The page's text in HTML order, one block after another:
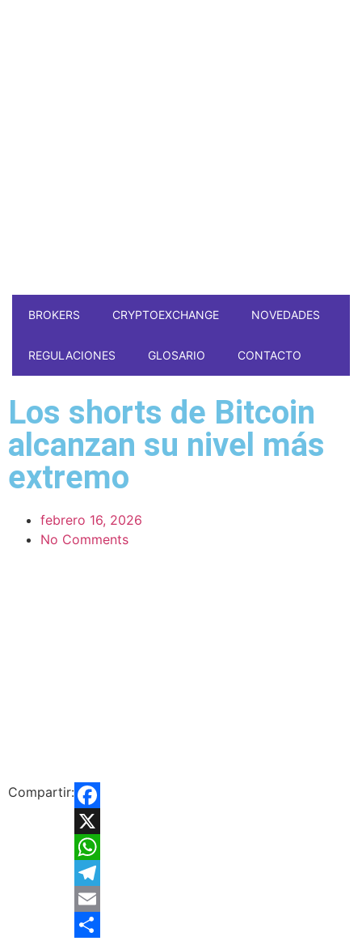
BROKERS CRYPTOEXCHANGE NOVEDADES
REGULACIONES GLOSARIO CONTACTO
Los shorts de Bitcoin
alcanzan su nivel más
extremo
febrero 16, 2026
No Comments
Compartir:
Facebook
X
WhatsApp
Telegram
Email